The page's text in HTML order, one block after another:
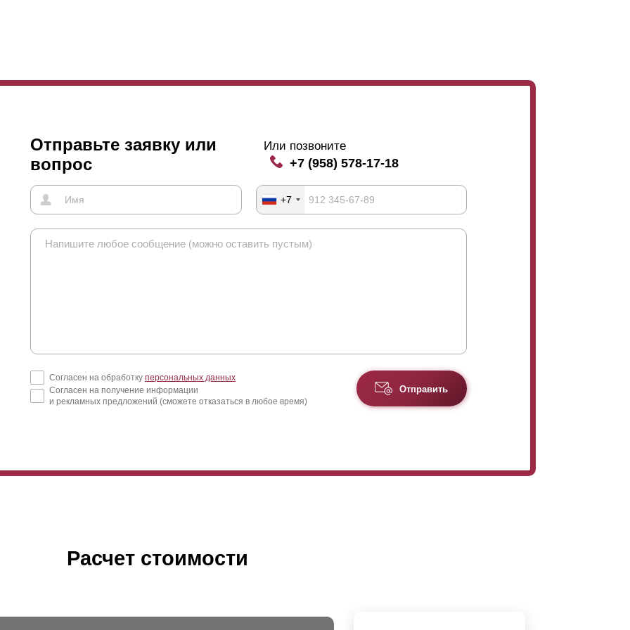
Отправьте заявку или
вопрос
Или позвоните
+7 (958) 578-17-18
+7
Согласен на обработку персональных данных
Согласен на получение информации
и рекламных предложений (сможете отказаться в любое время)
Отправить
Расчет стоимости